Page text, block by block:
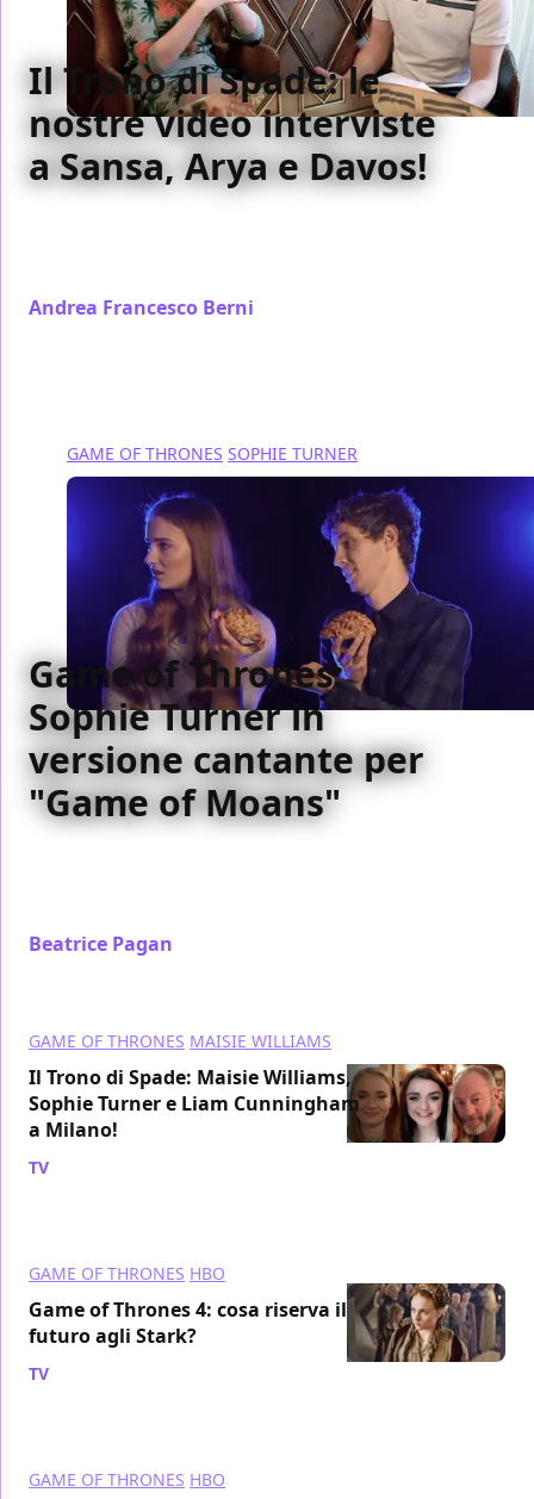
Il Trono di Spade: le
nostre video interviste
a Sansa, Arya e Davos!
Andrea Francesco Berni
GAME OF THRONES SOPHIE TURNER
Game of Thrones:
Sophie Turner in
versione cantante per
"Game of Moans"
Beatrice Pagan
GAME OF THRONES MAISIE WILLIAMS
Il Trono di Spade: Maisie Williams,
Sophie Turner e Liam Cunningham
a Milano!
TV
GAME OF THRONES HBO
Game of Thrones 4: cosa riserva il
futuro agli Stark?
TV
GAME OF THRONES HBO